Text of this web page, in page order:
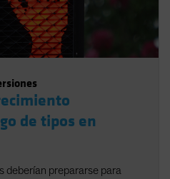
de tipos en
deberían prepararse para